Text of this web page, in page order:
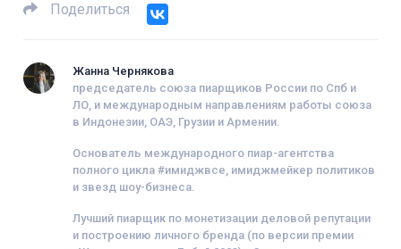
Поделиться
Жанна Чернякова
председатель союза пиарщиков России по Спб и
ЛО, и международным направлениям работы союза
в Индонезии, ОАЭ, Грузии и Армении.
Основатель международного пиар-агентства
полного цикла #имиджвсе, имиджмейкер политиков
и звезд шоу-бизнеса.
Лучший пиарщик по монетизации деловой репутации
и построению личного бренда (по версии премии